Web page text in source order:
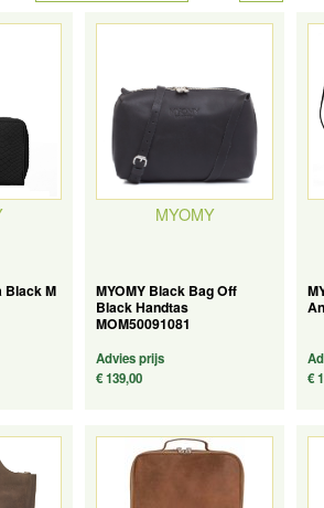
Black M
MYOMY
MYOMY Black Bag Off
Black Handtas
MOM50091081
Advies prijs
€ 139,00
€